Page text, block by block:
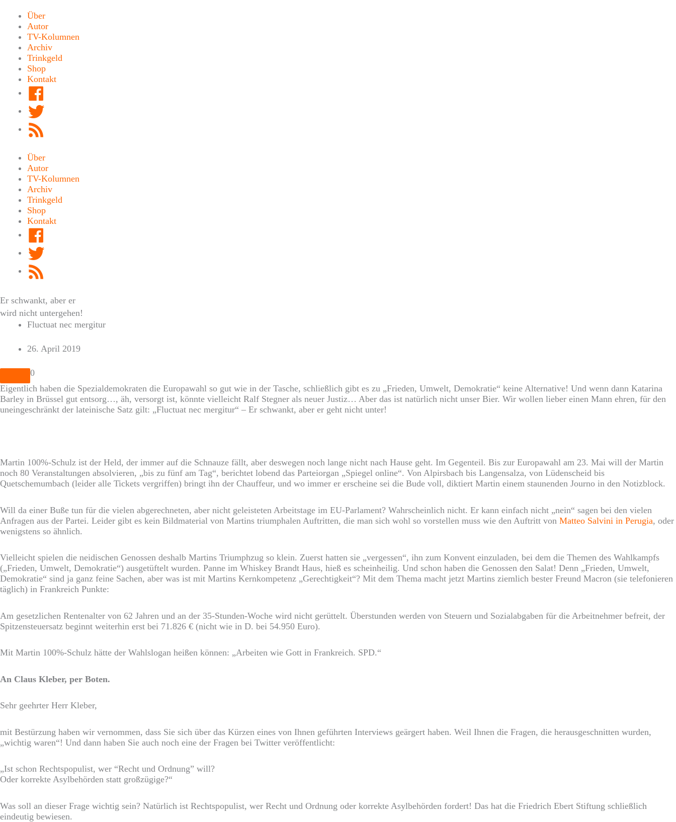
Inhalt
springen
Über
Autor
TV-Kolumnen
Archiv
Trinkgeld
Shop
Kontakt
Über
Autor
TV-Kolumnen
Archiv
Trinkgeld
Shop
Kontakt
Er schwankt, aber er
wird nicht untergehen!
Fluctuat nec mergitur
26. April 2019
0
Eigentlich haben die Spezialdemokraten die Europawahl so gut wie in der Tasche, schließlich gibt es zu „Frieden, Umwelt, Demokratie“ keine Alternative! Und wenn dann Katarina
Barley in Brüssel gut entsorg…, äh, versorgt ist, könnte vielleicht Ralf Stegner als neuer Justiz… Aber das ist natürlich nicht unser Bier. Wir wollen lieber einen Mann ehren, für den
uneingeschränkt der lateinische Satz gilt: „Fluctuat nec mergitur“ – Er schwankt, aber er geht nicht unter!
Martin 100%-Schulz ist der Held, der immer auf die Schnauze fällt, aber deswegen noch lange nicht nach Hause geht. Im Gegenteil. Bis zur Europawahl am 23. Mai will der Martin
noch 80 Veranstaltungen absolvieren, „bis zu fünf am Tag“, berichtet lobend das Parteiorgan „Spiegel online“. Von Alpirsbach bis Langensalza, von Lüdenscheid bis
Quetschemumbach (leider alle Tickets vergriffen) bringt ihn der Chauffeur, und wo immer er erscheine sei die Bude voll, diktiert Martin einem staunenden Journo in den Notizblock.
Will da einer Buße tun für die vielen abgerechneten, aber nicht geleisteten Arbeitstage im EU-Parlament? Wahrscheinlich nicht. Er kann einfach nicht „nein“ sagen bei den vielen
Anfragen aus der Partei. Leider gibt es kein Bildmaterial von Martins triumphalen Auftritten, die man sich wohl so vorstellen muss wie den Auftritt von Matteo Salvini in Perugia, oder
wenigstens so ähnlich.
Vielleicht spielen die neidischen Genossen deshalb Martins Triumphzug so klein. Zuerst hatten sie „vergessen“, ihn zum Konvent einzuladen, bei dem die Themen des Wahlkampfs
(„Frieden, Umwelt, Demokratie“) ausgetüftelt wurden. Panne im Whiskey Brandt Haus, hieß es scheinheilig. Und schon haben die Genossen den Salat! Denn „Frieden, Umwelt,
Demokratie“ sind ja ganz feine Sachen, aber was ist mit Martins Kernkompetenz „Gerechtigkeit“? Mit dem Thema macht jetzt Martins ziemlich bester Freund Macron (sie telefonieren
täglich) in Frankreich Punkte:
Am gesetzlichen Rentenalter von 62 Jahren und an der 35-Stunden-Woche wird nicht gerüttelt. Überstunden werden von Steuern und Sozialabgaben für die Arbeitnehmer befreit, der
Spitzensteuersatz beginnt weiterhin erst bei 71.826 € (nicht wie in D. bei 54.950 Euro).
Mit Martin 100%-Schulz hätte der Wahlslogan heißen können: „Arbeiten wie Gott in Frankreich. SPD.“
An Claus Kleber, per Boten.
Sehr geehrter Herr Kleber,
mit Bestürzung haben wir vernommen, dass Sie sich über das Kürzen eines von Ihnen geführten Interviews geärgert haben. Weil Ihnen die Fragen, die herausgeschnitten wurden,
„wichtig waren“! Und dann haben Sie auch noch eine der Fragen bei Twitter veröffentlicht:
„Ist schon Rechtspopulist, wer “Recht und Ordnung” will?
Oder korrekte Asylbehörden statt großzügige?“
Was soll an dieser Frage wichtig sein? Natürlich ist Rechtspopulist, wer Recht und Ordnung oder korrekte Asylbehörden fordert! Das hat die Friedrich Ebert Stiftung schließlich
eindeutig bewiesen.